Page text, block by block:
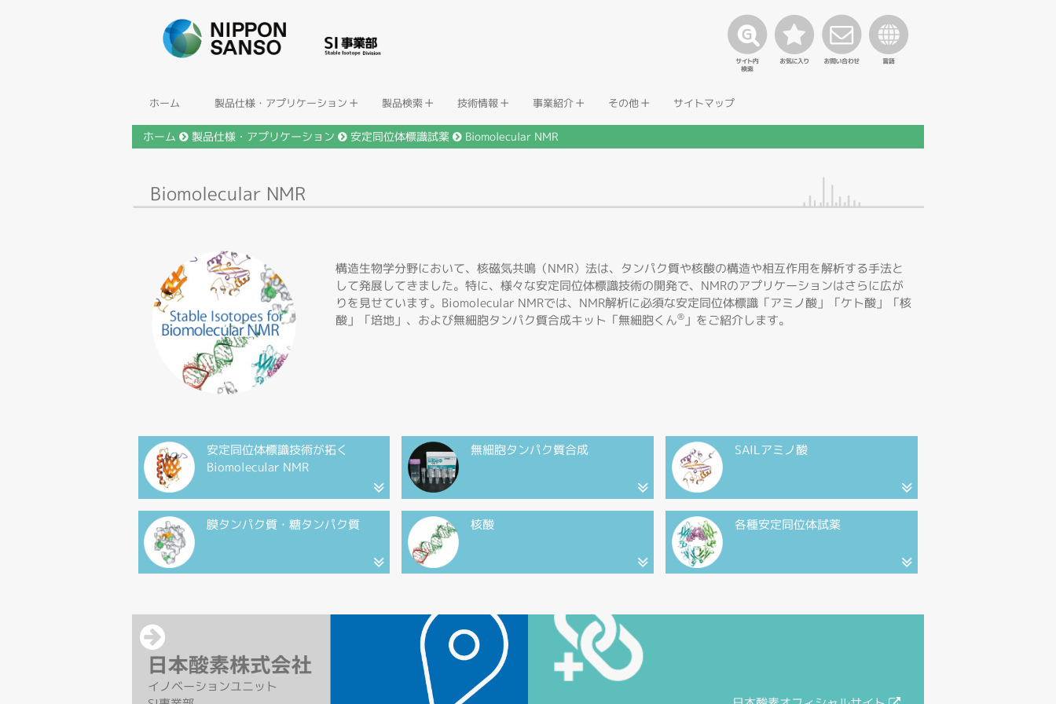
ホーム 製品仕様・アプリケーション + 製品検索+ 技術情報+ 事業紹介+ その他+ サイトマップ
ホーム 製品仕様・アプリケーション 安定同位体標識試薬 Biomolecular NMR
Biomolecular NMR
構造生物学分野において、核磁気共鳴（NMR）法は、タンパク質や核酸の構造や相互作用を解析する手法と
して発展してきました。特に、様々な安定同位体標識技術の開発で、NMRのアプリケーションはさらに広が
りを見せています。Biomolecular NMRでは、NMR解析に必須な安定同位体標識「アミノ酸」「ケト酸」「核
酸」「培地」、および無細胞タンパク質合成キット「無細胞くん® 」をご紹介します。
安定同位体標識技術が拓く
Biomolecular NMR
無細胞タンパク質合成 SAILアミノ酸
膜タンパク質・糖タンパク質 核酸 各種安定同位体試薬
イノベーションユニット